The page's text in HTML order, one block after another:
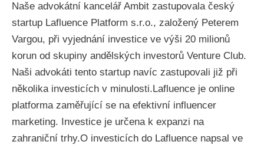
Naše advokátní kancelář Ambit zastupovala český
startup Lafluence Platform s.r.o., založený Peterem
Vargou, při vyjednání investice ve výši 20 milionů
korun od skupiny andělských investorů Venture Club.
Naši advokáti tento startup navíc zastupovali již při
několika investicích v minulosti.Lafluence je online
platforma zaměřující se na efektivní influencer
marketing. Investice je určena k expanzi na
zahraniční trhy.O investicích do Lafluence napsal ve